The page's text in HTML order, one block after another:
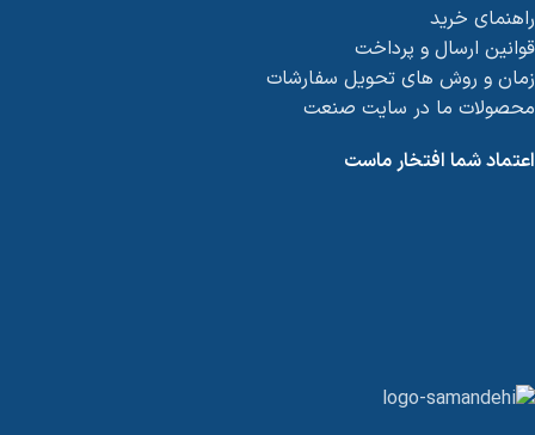
راهنمای خرید
قوانین ارسال و پرداخت
زمان و روش های تحویل سفارشات
محصولات ما در سایت صنعت
اعتماد شما افتخار ماست